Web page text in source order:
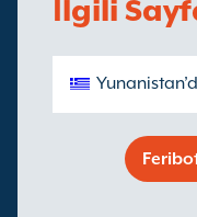
İlgili